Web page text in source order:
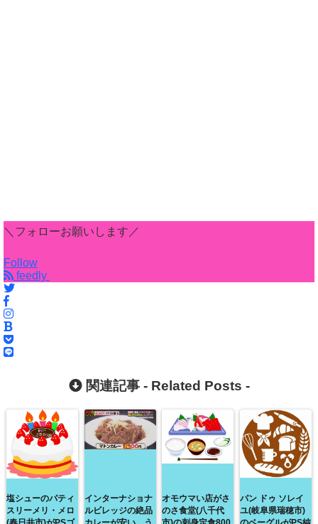
＼フォローお願いします／
Follow
feedly
関連記事 - Related Posts -
塩シューのパティ
スリーメリ・メロ
インターナショナ
ルビレッジの絶品
オモウマい店がさ
のさ食堂(八千代
パン ドゥ ソレイ
ユ(岐阜県瑞穂市)